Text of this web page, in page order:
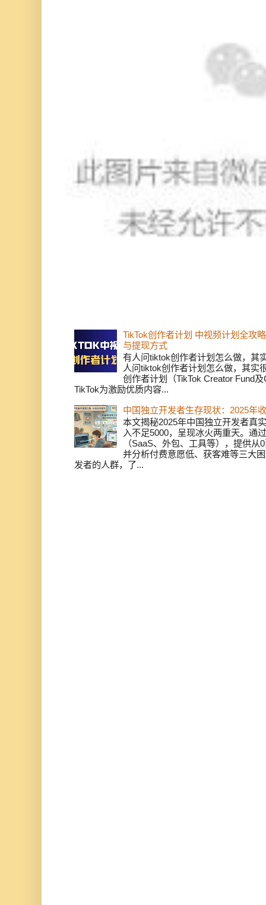
TikTok创作者计划 中视频计划全攻
与提现方式
有人问tiktok创作者计划怎么做，其
人问tiktok创作者计划怎么做，其实
创作者计划（TikTok Creator Fund
TikTok为激励优质内容...
中国独立开发者生存现状：2025年
本文揭秘2025年中国独立开发者真
入不足5000，呈现冰火两重天。通
（SaaS、外包、工具等），提供
并分析付费意愿低、获客难等三大
发者的人群，了...